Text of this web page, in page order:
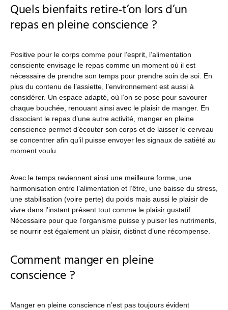
Quels bienfaits retire-t’on lors d’un
repas en pleine conscience ?
Positive pour le corps comme pour l’esprit, l’alimentation
consciente envisage le repas comme un moment où il est
nécessaire de prendre son temps pour prendre soin de soi. En
plus du contenu de l’assiette, l’environnement est aussi à
considérer. Un espace adapté, où l’on se pose pour savourer
chaque bouchée, renouant ainsi avec le plaisir de manger. En
dissociant le repas d’une autre activité, manger en pleine
conscience permet d’écouter son corps et de laisser le cerveau
se concentrer afin qu’il puisse envoyer les signaux de satiété au
moment voulu.
Avec le temps reviennent ainsi une meilleure forme, une
harmonisation entre l’alimentation et l’être, une baisse du stress,
une stabilisation (voire perte) du poids mais aussi le plaisir de
vivre dans l’instant présent tout comme le plaisir gustatif.
Nécessaire pour que l’organisme puisse y puiser les nutriments,
se nourrir est également un plaisir, distinct d’une récompense.
Comment manger en pleine
conscience ?
Manger en pleine conscience n’est pas toujours évident